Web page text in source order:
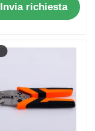
ANSI HRC
Invia richiesta